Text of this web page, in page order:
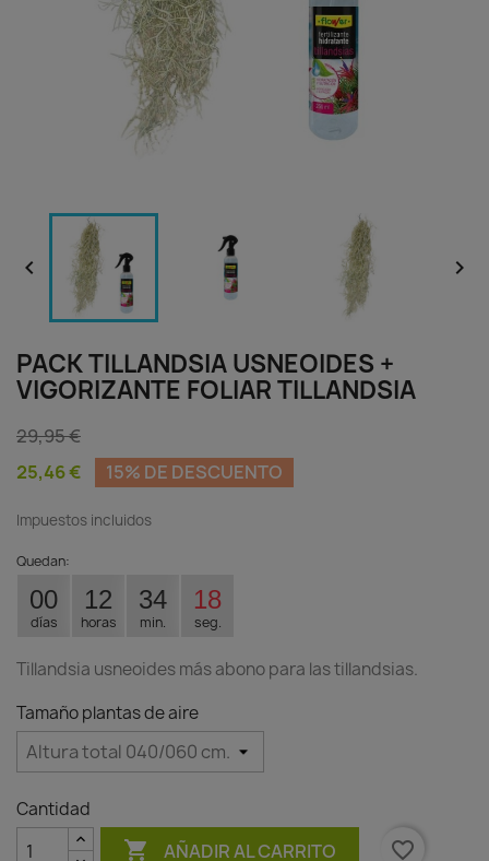
 
PACK TILLANDSIA USNEOIDES +
VIGORIZANTE FOLIAR TILLANDSIA
29,95 €
25,46 €
15% DE DESCUENTO
Impuestos incluidos
Quedan:
00
días
12
horas
34
min.
17
seg.
Tillandsia usneoides más abono para las tillandsias.
Tamaño plantas de aire
Cantidad
 AÑADIR AL CARRITO favorite_border